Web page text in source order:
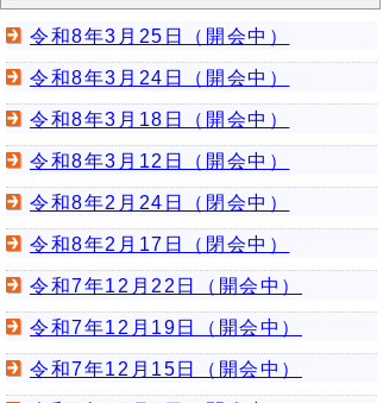
令和8年3月25日（開会中）
令和8年3月24日（開会中）
令和8年3月18日（開会中）
令和8年3月12日（開会中）
令和8年2月24日（閉会中）
令和8年2月17日（閉会中）
令和7年12月22日（開会中）
令和7年12月19日（開会中）
令和7年12月15日（開会中）